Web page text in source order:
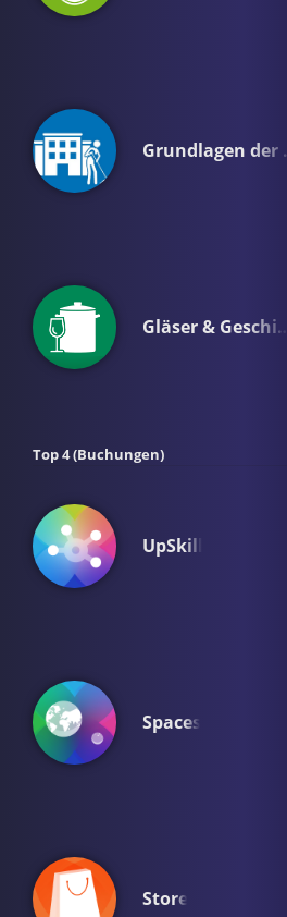
Grundlagen der …
Gläser & Geschi…
Top 4 (Buchungen)
UpSkill
Spaces
Store